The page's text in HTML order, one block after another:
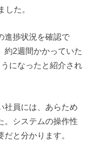
した。
進捗状況を確認で
約2週間かかっていた
になったと紹介され
社員には、あらため
。システムの操作性
と分かります。